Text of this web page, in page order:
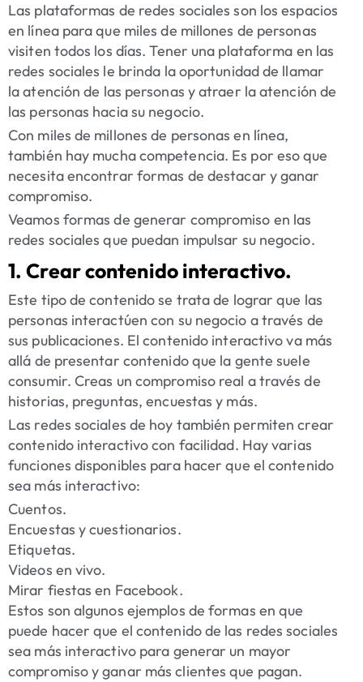
Las plataformas de redes sociales son los espacios
en línea para que miles de millones de personas
visiten todos los días. Tener una plataforma en las
redes sociales le brinda la oportunidad de llamar
la atención de las personas y atraer la atención de
las personas hacia su negocio.
Con miles de millones de personas en línea,
también hay mucha competencia. Es por eso que
necesita encontrar formas de destacar y ganar
compromiso.
Veamos formas de generar compromiso en las
redes sociales que puedan impulsar su negocio.
1. Crear contenido interactivo.
Este tipo de contenido se trata de lograr que las
personas interactúen con su negocio a través de
sus publicaciones. El contenido interactivo va más
allá de presentar contenido que la gente suele
consumir. Creas un compromiso real a través de
historias, preguntas, encuestas y más.
Las redes sociales de hoy también permiten crear
contenido interactivo con facilidad. Hay varias
funciones disponibles para hacer que el contenido
sea más interactivo:
Cuentos.
Encuestas y cuestionarios.
Etiquetas.
Videos en vivo.
Mirar fiestas en Facebook.
Estos son algunos ejemplos de formas en que
puede hacer que el contenido de las redes sociales
sea más interactivo para generar un mayor
compromiso y ganar más clientes que pagan.